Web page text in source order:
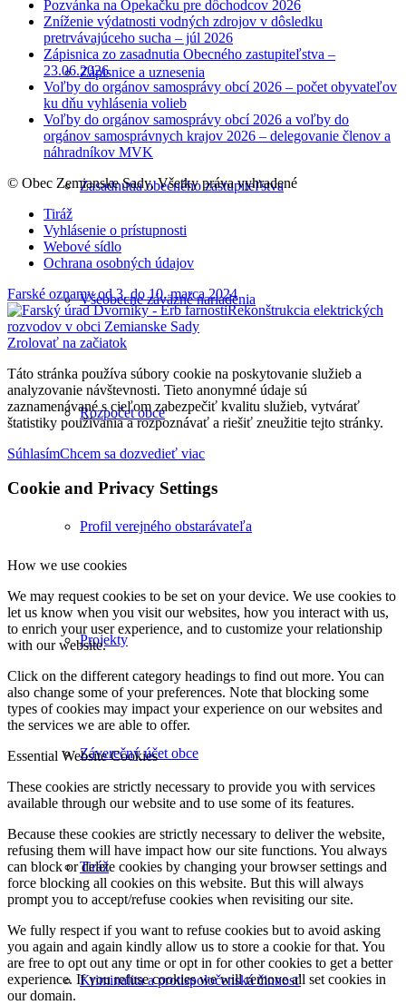
Zápisnice a uznesenia
Zasadnutia obecného zastupiteľstva
Všeobecne záväzné nariadenia
Rozpočet obce
Profil verejného obstarávateľa
Projekty
Záverečný účet obce
Tiráž
Kriminalita a protispoločenská činnosť
Pozvánka na Opekačku pre dôchodcov 2026
Zníženie výdatnosti vodných zdrojov v dôsledku
pretrvávajúceho sucha – júl 2026
Zápisnica zo zasadnutia Obecného zastupiteľstva –
23.06.2026
Voľby do orgánov samosprávy obcí 2026 – počet obyvateľov
ku dňu vyhlásenia volieb
Voľby do orgánov samosprávy obcí 2026 a voľby do
orgánov samosprávnych krajov 2026 – delegovanie členov a
náhradníkov MVK
© Obec Zemianske Sady, Všetky práva vyhradené
Tiráž
Vyhlásenie o prístupnosti
Webové sídlo
Ochrana osobných údajov
Farské oznamy od 3. do 10. marca 2024
Rekonštrukcia elektrických
rozvodov v obci Zemianske Sady
Zrolovať na začiatok
Táto stránka používa súbory cookie na poskytovanie služieb a
analyzovanie návštevnosti. Tieto anonymné údaje sú
zaznamenávané s cieľom zabezpečiť kvalitu služieb, vytvárať
štatistiky používania a rozpoznávať a riešiť zneužitie tejto stránky.
SúhlasímChcem sa dozvedieť viac
Cookie and Privacy Settings
How we use cookies
We may request cookies to be set on your device. We use cookies to
let us know when you visit our websites, how you interact with us,
to enrich your user experience, and to customize your relationship
with our website.
Click on the different category headings to find out more. You can
also change some of your preferences. Note that blocking some
types of cookies may impact your experience on our websites and
the services we are able to offer.
Essential Website Cookies
These cookies are strictly necessary to provide you with services
available through our website and to use some of its features.
Because these cookies are strictly necessary to deliver the website,
refusing them will have impact how our site functions. You always
can block or delete cookies by changing your browser settings and
force blocking all cookies on this website. But this will always
prompt you to accept/refuse cookies when revisiting our site.
We fully respect if you want to refuse cookies but to avoid asking
you again and again kindly allow us to store a cookie for that. You
are free to opt out any time or opt in for other cookies to get a better
experience. If you refuse cookies we will remove all set cookies in
our domain.